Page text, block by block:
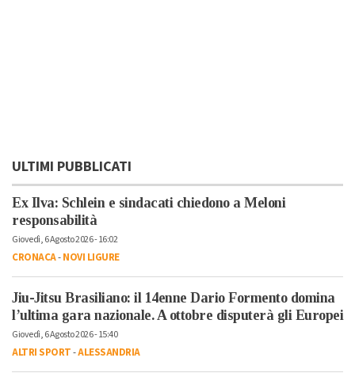
ULTIMI PUBBLICATI
Ex Ilva: Schlein e sindacati chiedono a Meloni
responsabilità
Giovedì, 6 Agosto 2026 - 16:02
CRONACA-NOVI LIGURE
Jiu-Jitsu Brasiliano: il 14enne Dario Formento domina
l’ultima gara nazionale. A ottobre disputerà gli Europei
Giovedì, 6 Agosto 2026 - 15:40
ALTRI SPORT-ALESSANDRIA